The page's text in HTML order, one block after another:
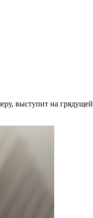
выступит на грядущей